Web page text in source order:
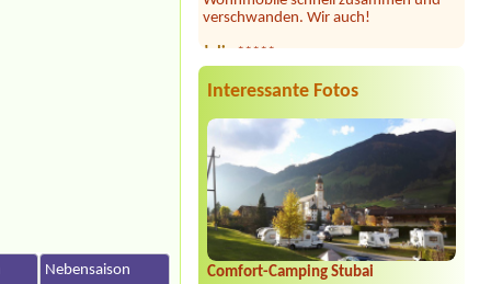
Julia*****
Dieser Campingplatz ist wunderschön
Sanitäranlagen sind sehr großzügig und
Feuerkörbe und Stockbrot am Strand
... unsere Kinder und auch wir
Erwachsene waren begeistert! Hier
fühlt man sich jederzeit willkommen,
wir können diesen Platz nur wärmstens
empfehlen!
Jörg Vopel*****
Schade!!!- das wir nicht mehr kommen
Interessante Fotos
Comfort-Camping Stubai
Nebensaison